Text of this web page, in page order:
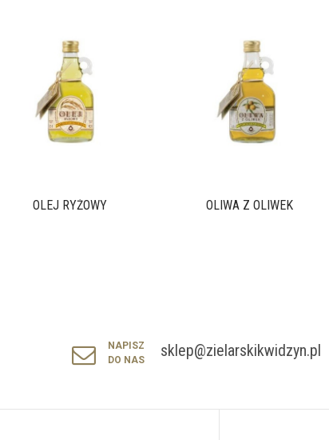
OLEJ RYŻOWY OLIWA Z OLIWEK
NAPISZ
DO NAS
sklep@zielarskikwidzyn.pl